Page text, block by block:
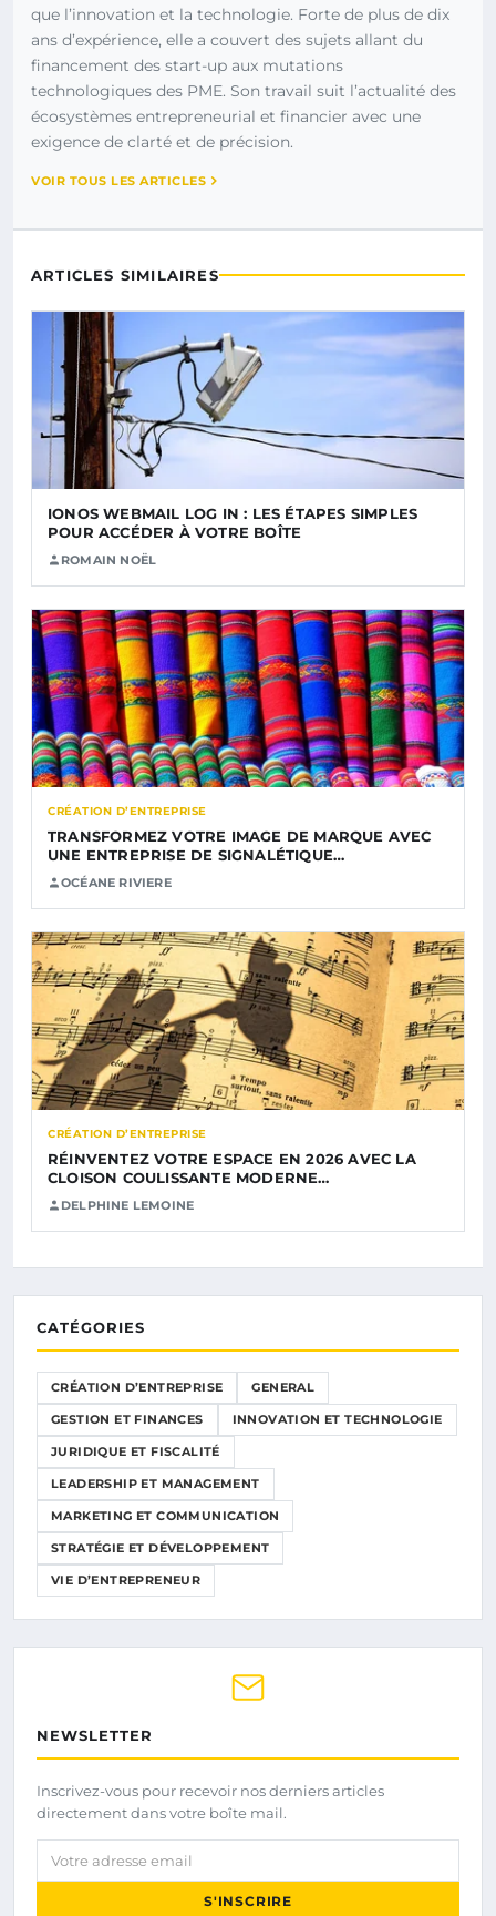
que l’innovation et la technologie. Forte de plus de dix
ans d’expérience, elle a couvert des sujets allant du
financement des start-up aux mutations
technologiques des PME. Son travail suit l’actualité des
écosystèmes entrepreneurial et financier avec une
exigence de clarté et de précision.
VOIR TOUS LES ARTICLES
ARTICLES SIMILAIRES
IONOS WEBMAIL LOG IN : LES ÉTAPES SIMPLES
POUR ACCÉDER À VOTRE BOÎTE
ROMAIN NOËL
CRÉATION D’ENTREPRISE
TRANSFORMEZ VOTRE IMAGE DE MARQUE AVEC
UNE ENTREPRISE DE SIGNALÉTIQUE…
OCÉANE RIVIERE
CRÉATION D’ENTREPRISE
RÉINVENTEZ VOTRE ESPACE EN 2026 AVEC LA
CLOISON COULISSANTE MODERNE…
DELPHINE LEMOINE
CATÉGORIES
CRÉATION D’ENTREPRISE GENERAL
GESTION ET FINANCES INNOVATION ET TECHNOLOGIE
JURIDIQUE ET FISCALITÉ
LEADERSHIP ET MANAGEMENT
MARKETING ET COMMUNICATION
STRATÉGIE ET DÉVELOPPEMENT
VIE D’ENTREPRENEUR
NEWSLETTER
Inscrivez-vous pour recevoir nos derniers articles
directement dans votre boîte mail.
Votre adresse email
S'INSCRIRE